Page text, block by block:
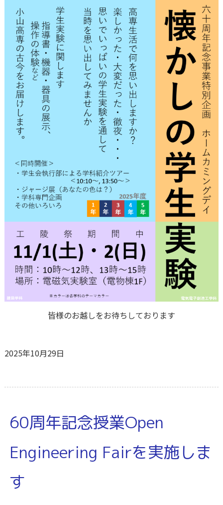
皆様のお越しをお待ちしております
2025年10月29日
60周年記念授業Open
Engineering Fairを実施しま
す